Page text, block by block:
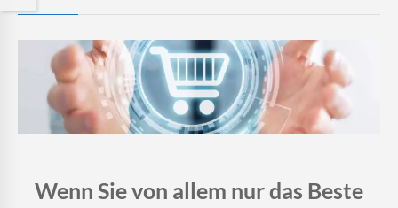
Wenn Sie von allem nur das Beste